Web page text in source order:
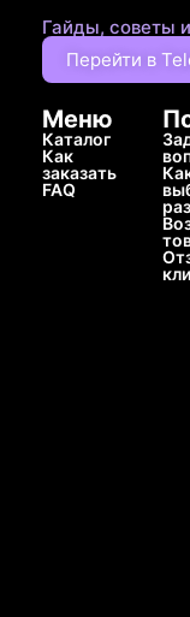
Гайды, советы
Перейти в
Меню
Каталог
Как
заказать
FAQ